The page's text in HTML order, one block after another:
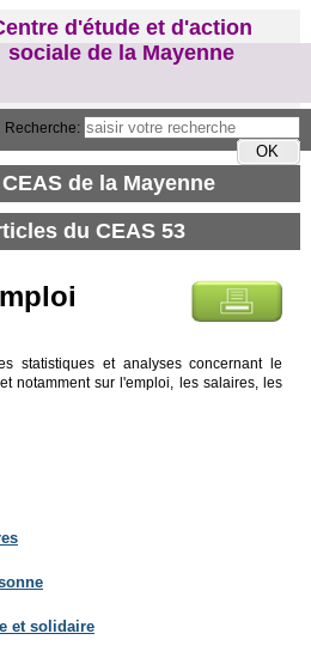
Recherche:
d'étude et d'action
sociale de la Mayenne
statistiques et analyses concernant le
notamment sur l'emploi, les salaires, les
et solidaire